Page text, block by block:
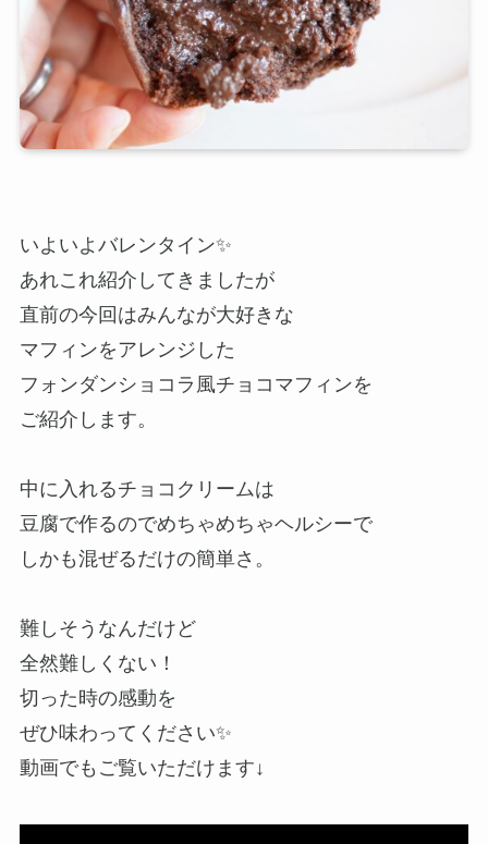
いよいよバレンタイン✨
あれこれ紹介してきましたが
直前の今回はみんなが大好きな
マフィンをアレンジした
フォンダンショコラ風チョコマフィンを
ご紹介します。
中に入れるチョコクリームは
豆腐で作るのでめちゃめちゃヘルシーで
しかも混ぜるだけの簡単さ。
難しそうなんだけど
全然難しくない！
切った時の感動を
ぜひ味わってください✨
動画でもご覧いただけます↓